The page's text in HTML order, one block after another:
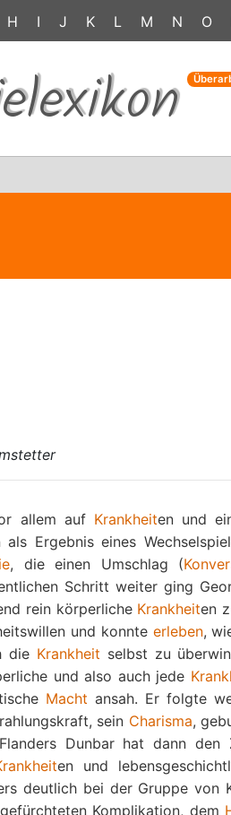
H I J K L M N O
allem auf Krankheiten und
als Ergebnis eines
, die einen Umschlag (
Schritt weiter ging
rein körperliche Krankheiten
und konnte erleben,
die Krankheit selbst zu
und also auch jede
Macht ansah. Er folgte
sein Charisma,
Dunbar hat dann den
en und
deutlich bei der Gruppe von
Komplikation, dem